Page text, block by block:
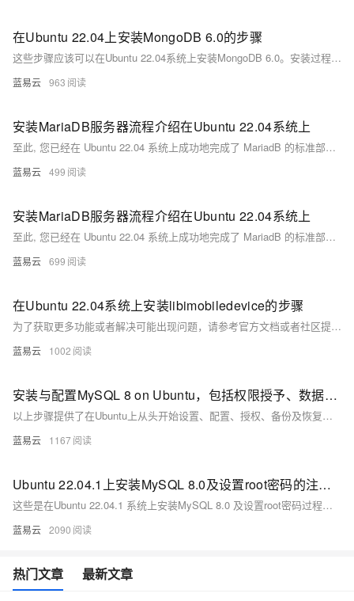
在Ubuntu 22.04上安装MongoDB 6.0的步骤
这些步骤应该可以在Ubuntu 22.04系统上安装MongoDB 6.0。安装过程中，如果遇到任何问题，可以查阅MongoDB的官方文档或者Ubuntu的相关帮助文档，这些资源通常提供了解决特定问题的详细指导。
蓝易云 963
安装MariaDB服务器流程介绍在Ubuntu 22.04系统上
至此, 您已经在 Ubuntu 22.04 系统上成功地完成了 MariadB 的标准部署流程，并且对其进行基础但重要地初步配置加固工作。通过以上简洁明快且实用性强大地操作流程, 您现在拥有一个待定制与使用地强大 SQL 数据库管理系统。
蓝易云 499
安装MariaDB服务器流程介绍在Ubuntu 22.04系统上
至此, 您已经在 Ubuntu 22.04 系统上成功地完成了 MariadB 的标准部署流程，并且对其进行基础但重要地初步配置加固工作。通过以上简洁明快且实用性强大地操作流程, 您现在拥有一个待定制与使用地强大 SQL 数据库管理系统。
蓝易云 699
在Ubuntu 22.04系统上安装libimobiledevice的步骤
为了获取更多功能或者解决可能出现问题，请参考官方文档或者社区提供支持。
蓝易云 1002
安装与配置MySQL 8 on Ubuntu，包括权限授予、数据库备份及远程连接指南
以上步骤提供了在Ubuntu上从头开始设置、配置、授权、备份及恢复一个基础但完整的MySQL环境所需知识点。
蓝易云 1167
Ubuntu 22.04.1上安装MySQL 8.0及设置root密码的注意事项
这些是在Ubuntu 22.04.1 系统上安装MySQL 8.0 及设置root密码过程中必须考虑的关键点。正确的遵循这些步骤可确保MySQL的安装过程既顺利又安全。
蓝易云 2090
热门文章 最新文章